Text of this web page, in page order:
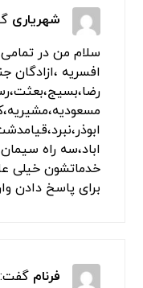
شهریاری
سلام من در
افسریه ،ازادگان
اباد،سه راه
خدماتشون خیلی
برای پاسخ دادن
فرنام گفت: